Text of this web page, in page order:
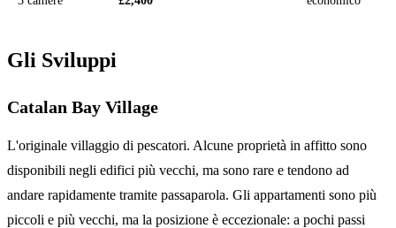
Gli Sviluppi
Catalan Bay Village
L'originale villaggio di pescatori. Alcune proprietà in affitto sono
disponibili negli edifici più vecchi, ma sono rare e tendono ad
andare rapidamente tramite passaparola. Gli appartamenti sono più
piccoli e più vecchi, ma la posizione è eccezionale: a pochi passi